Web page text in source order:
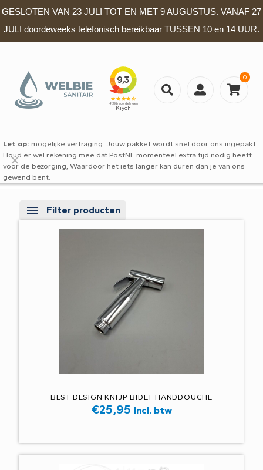
GESLOTEN VAN 23 JULI TOT EN MET 9 AUGUSTUS. VANAF 27
JULI doordeweeks telefonisch bereikbaar TUSSEN 10 en 14 UUR.
0
Let op: mogelijke vertraging: Jouw pakket wordt snel door ons ingepakt.
Houd er wel rekening mee dat PostNL momenteel extra tijd nodig heeft
voor de bezorging, Waardoor het iets langer kan duren dan je van ons
gewend bent.
✕
Filter producten
BEST DESIGN KNIJP BIDET HANDDOUCHE
€25,95 Incl. btw